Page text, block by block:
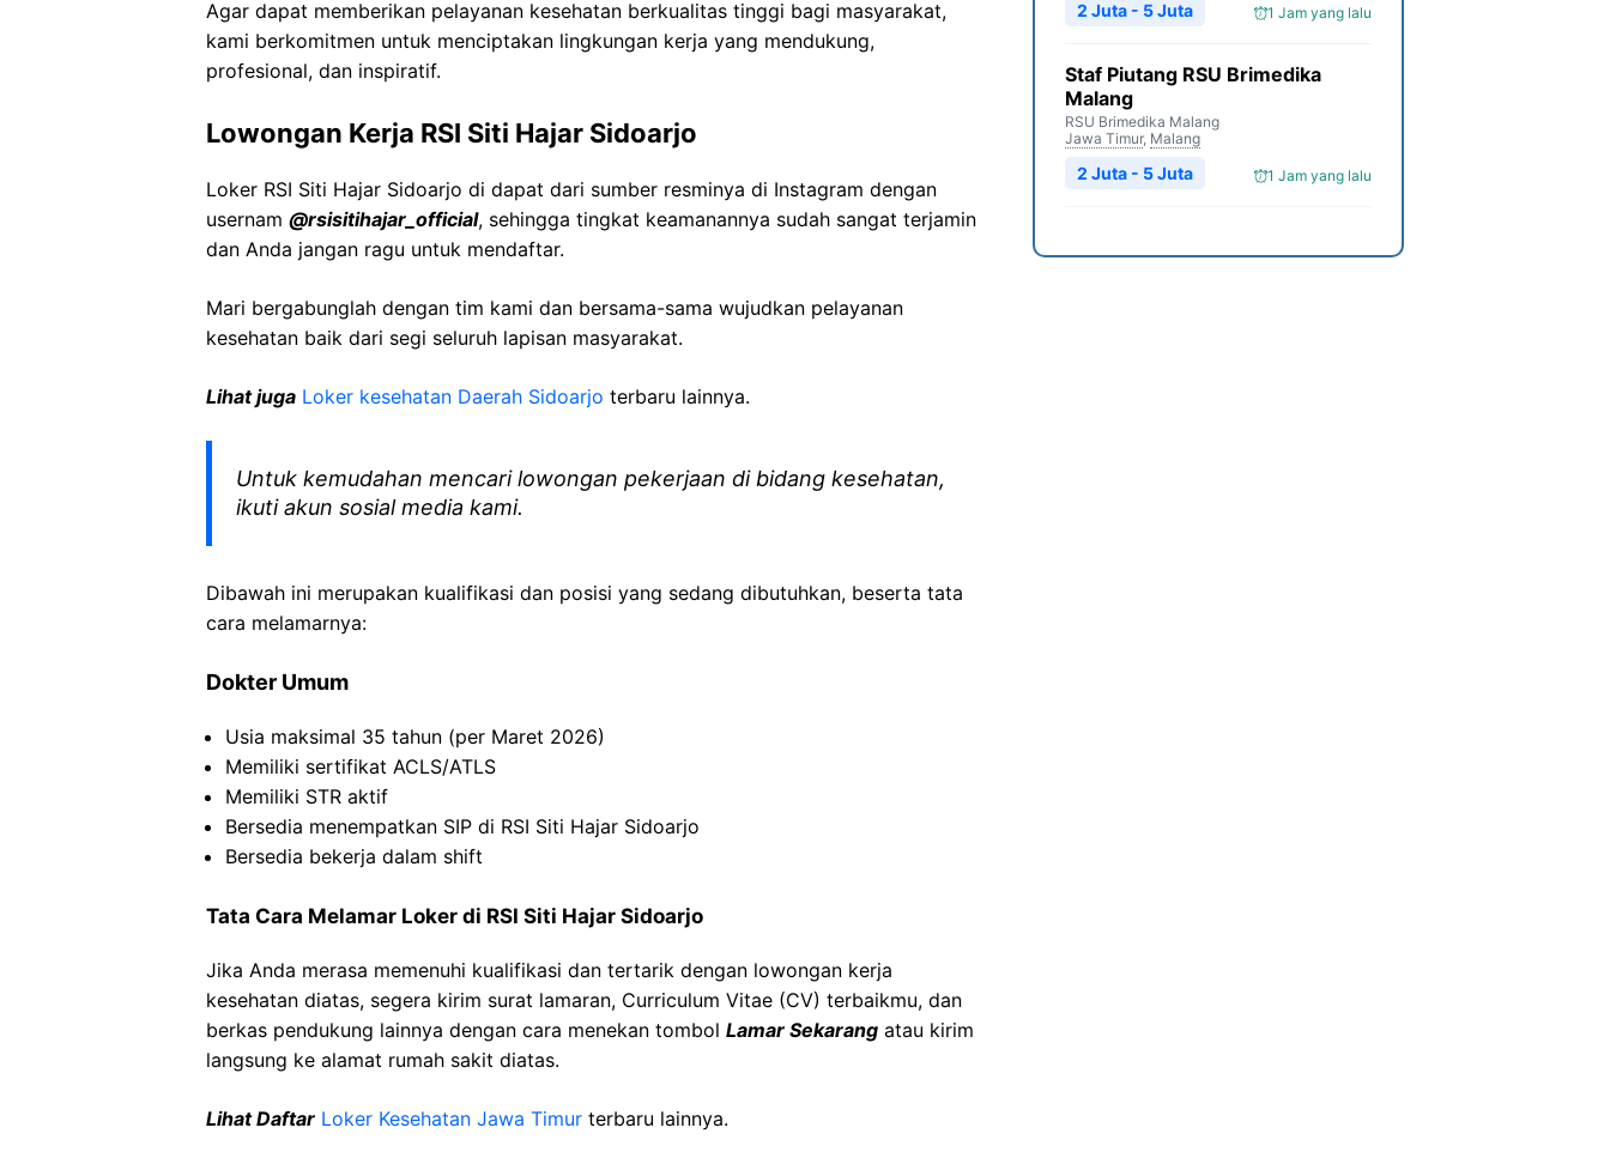
Agar dapat memberikan pelayanan kesehatan berkualitas tinggi bagi masyarakat,
kami berkomitmen untuk menciptakan lingkungan kerja yang mendukung,
profesional, dan inspiratif.
Lowongan Kerja RSI Siti Hajar Sidoarjo
Loker RSI Siti Hajar Sidoarjo di dapat dari sumber resminya di Instagram dengan
usernam @rsisitihajar_official, sehingga tingkat keamanannya sudah sangat terjamin
dan Anda jangan ragu untuk mendaftar.
Mari bergabunglah dengan tim kami dan bersama-sama wujudkan pelayanan
kesehatan baik dari segi seluruh lapisan masyarakat.
Lihat juga Loker kesehatan Daerah Sidoarjo terbaru lainnya.
Untuk kemudahan mencari lowongan pekerjaan di bidang kesehatan,
ikuti akun sosial media kami.
Dibawah ini merupakan kualifikasi dan posisi yang sedang dibutuhkan, beserta tata
cara melamarnya:
Dokter Umum
Usia maksimal 35 tahun (per Maret 2026)
Memiliki sertifikat ACLS/ATLS
Memiliki STR aktif
Bersedia menempatkan SIP di RSI Siti Hajar Sidoarjo
Bersedia bekerja dalam shift
Tata Cara Melamar Loker di RSI Siti Hajar Sidoarjo
Jika Anda merasa memenuhi kualifikasi dan tertarik dengan lowongan kerja
kesehatan diatas, segera kirim surat lamaran, Curriculum Vitae (CV) terbaikmu, dan
berkas pendukung lainnya dengan cara menekan tombol Lamar Sekarang atau kirim
langsung ke alamat rumah sakit diatas.
Lihat Daftar Loker Kesehatan Jawa Timur terbaru lainnya.
1 Jam yang lalu
2 Juta - 5 Juta
Staf Piutang RSU Brimedika
Malang
RSU Brimedika Malang
Jawa Timur, Malang
1 Jam yang lalu
2 Juta - 5 Juta